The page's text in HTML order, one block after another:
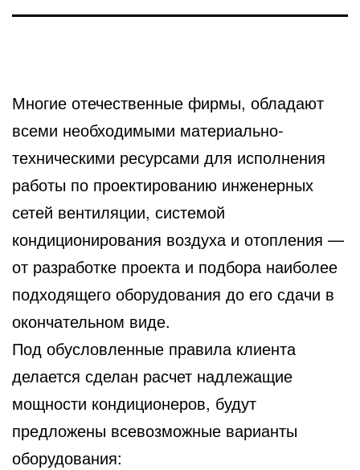
Многие отечественные фирмы, обладают
всеми необходимыми материально-
техническими ресурсами для исполнения
работы по проектированию инженерных
сетей вентиляции, системой
кондиционирования воздуха и отопления —
от разработке проекта и подбора наиболее
подходящего оборудования до его сдачи в
окончательном виде.
Под обусловленные правила клиента
делается сделан расчет надлежащие
мощности кондиционеров, будут
предложены всевозможные варианты
оборудования: